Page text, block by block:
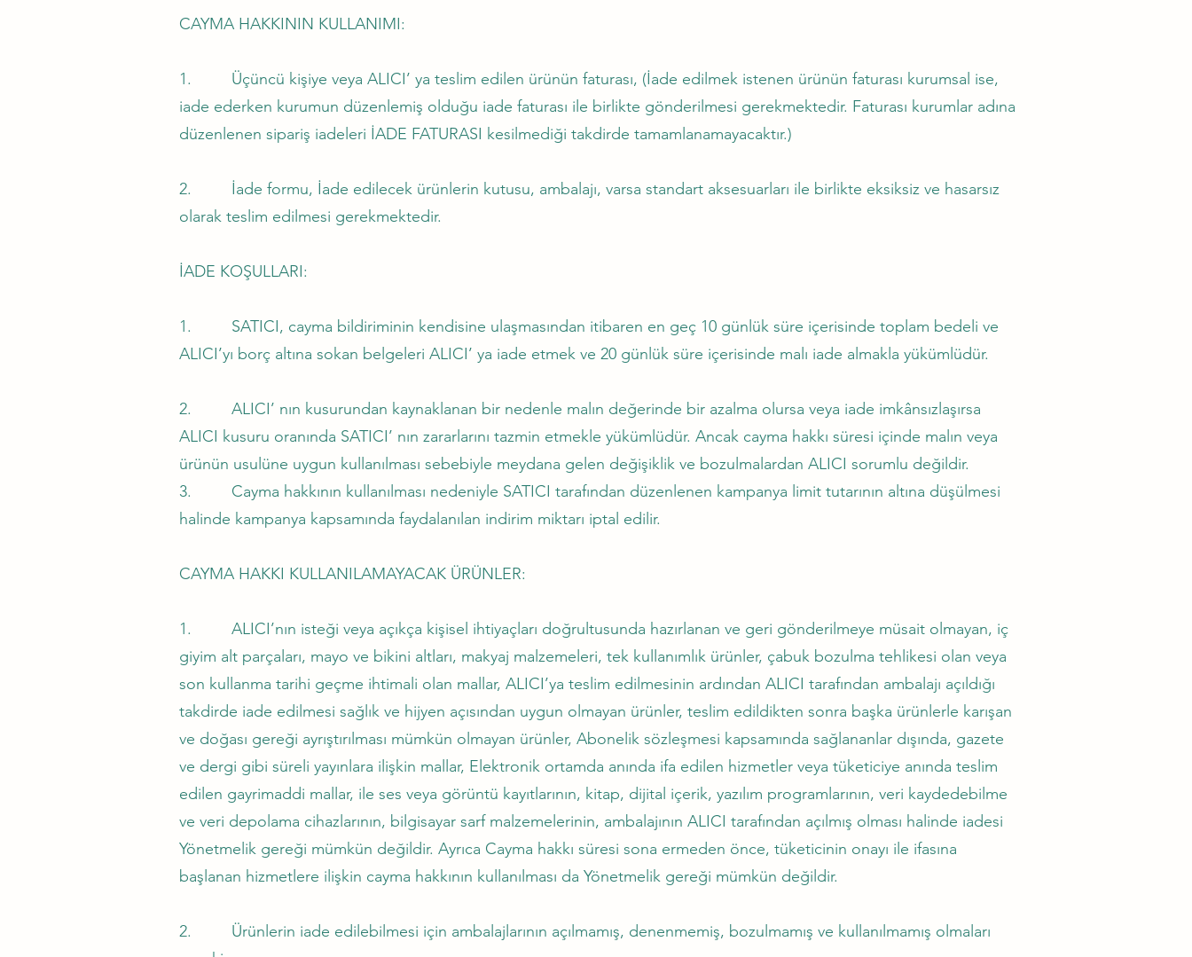
CAYMA HAKKININ KULLANIMI:
1. Üçüncü kişiye veya ALICI’ ya teslim edilen ürünün faturası, (İade edilmek istenen ürünün faturası kurumsal ise,
iade ederken kurumun düzenlemiş olduğu iade faturası ile birlikte gönderilmesi gerekmektedir. Faturası kurumlar adına
düzenlenen sipariş iadeleri İADE FATURASI kesilmediği takdirde tamamlanamayacaktır.)
2. İade formu, İade edilecek ürünlerin kutusu, ambalajı, varsa standart aksesuarları ile birlikte eksiksiz ve hasarsız
olarak teslim edilmesi gerekmektedir.
İADE KOŞULLARI:
1. SATICI, cayma bildiriminin kendisine ulaşmasından itibaren en geç 10 günlük süre içerisinde toplam bedeli ve
ALICI’yı borç altına sokan belgeleri ALICI’ ya iade etmek ve 20 günlük süre içerisinde malı iade almakla yükümlüdür.
2. ALICI’ nın kusurundan kaynaklanan bir nedenle malın değerinde bir azalma olursa veya iade imkânsızlaşırsa
ALICI kusuru oranında SATICI’ nın zararlarını tazmin etmekle yükümlüdür. Ancak cayma hakkı süresi içinde malın veya
ürünün usulüne uygun kullanılması sebebiyle meydana gelen değişiklik ve bozulmalardan ALICI sorumlu değildir.
3. Cayma hakkının kullanılması nedeniyle SATICI tarafından düzenlenen kampanya limit tutarının altına düşülmesi
halinde kampanya kapsamında faydalanılan indirim miktarı iptal edilir.
CAYMA HAKKI KULLANILAMAYACAK ÜRÜNLER:
1. ALICI’nın isteği veya açıkça kişisel ihtiyaçları doğrultusunda hazırlanan ve geri gönderilmeye müsait olmayan, iç
giyim alt parçaları, mayo ve bikini altları, makyaj malzemeleri, tek kullanımlık ürünler, çabuk bozulma tehlikesi olan veya
son kullanma tarihi geçme ihtimali olan mallar, ALICI’ya teslim edilmesinin ardından ALICI tarafından ambalajı açıldığı
takdirde iade edilmesi sağlık ve hijyen açısından uygun olmayan ürünler, teslim edildikten sonra başka ürünlerle karışan
ve doğası gereği ayrıştırılması mümkün olmayan ürünler, Abonelik sözleşmesi kapsamında sağlananlar dışında, gazete
ve dergi gibi süreli yayınlara ilişkin mallar, Elektronik ortamda anında ifa edilen hizmetler veya tüketiciye anında teslim
edilen gayrimaddi mallar, ile ses veya görüntü kayıtlarının, kitap, dijital içerik, yazılım programlarının, veri kaydedebilme
ve veri depolama cihazlarının, bilgisayar sarf malzemelerinin, ambalajının ALICI tarafından açılmış olması halinde iadesi
Yönetmelik gereği mümkün değildir. Ayrıca Cayma hakkı süresi sona ermeden önce, tüketicinin onayı ile ifasına
başlanan hizmetlere ilişkin cayma hakkının kullanılması da Yönetmelik gereği mümkün değildir.
2. Ürünlerin iade edilebilmesi için ambalajlarının açılmamış, denenmemiş, bozulmamış ve kullanılmamış olmaları